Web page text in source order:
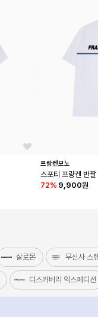
프랑켄모노
스포티 프랑켄 반팔
72% 9,900원
살로몬 무신사 스
디스커버리 익스페디션